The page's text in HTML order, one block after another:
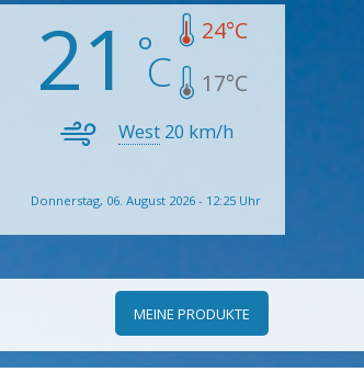
21 24°C
17°C
West 20 km/h
Donnerstag, 06. August 2026 - 12:25 Uhr
MEINE PRODUKTE